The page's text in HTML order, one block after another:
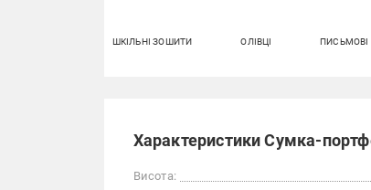
ШКІЛЬНІ ЗОШИТИ ОЛІВЦІ ПИСЬМОВІ
Характеристики Сумка-
Висота: